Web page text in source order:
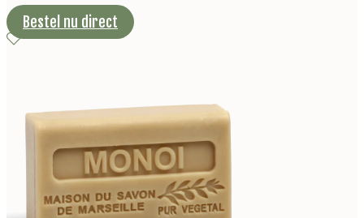
Bestel nu direct